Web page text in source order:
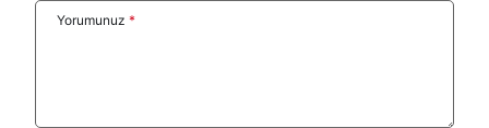
Yorumunuz *